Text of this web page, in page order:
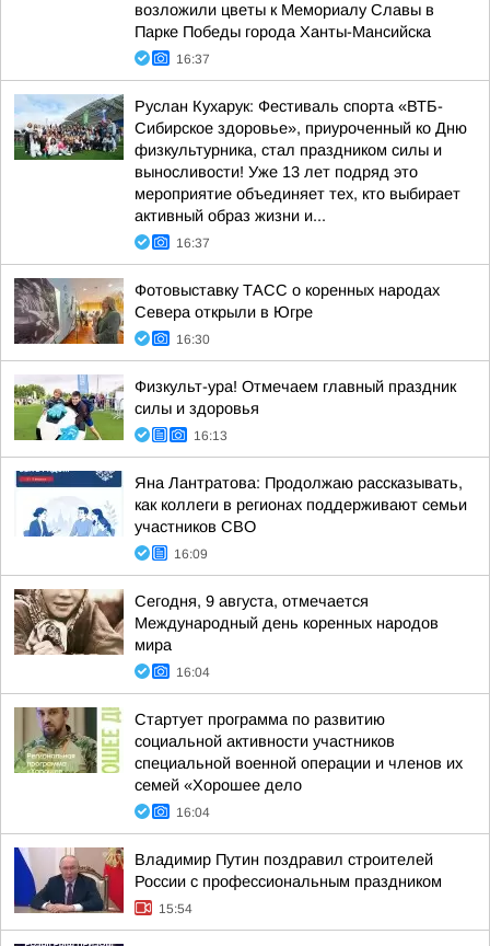
возложили цветы к Мемориалу Славы в
Парке Победы города Ханты-Мансийска
16:37
Руслан Кухарук: Фестиваль спорта «ВТБ-
Сибирское здоровье», приуроченный ко Дню
физкультурника, стал праздником силы и
выносливости! Уже 13 лет подряд это
мероприятие объединяет тех, кто выбирает
активный образ жизни и...
16:37
Фотовыставку ТАСС о коренных народах
Севера открыли в Югре
16:30
Физкульт-ура! Отмечаем главный праздник
силы и здоровья
16:13
Яна Лантратова: Продолжаю рассказывать,
как коллеги в регионах поддерживают семьи
участников СВО
16:09
Сегодня, 9 августа, отмечается
Международный день коренных народов
мира
16:04
Стартует программа по развитию
социальной активности участников
специальной военной операции и членов их
семей «Хорошее дело
16:04
Владимир Путин поздравил строителей
России с профессиональным праздником
15:54